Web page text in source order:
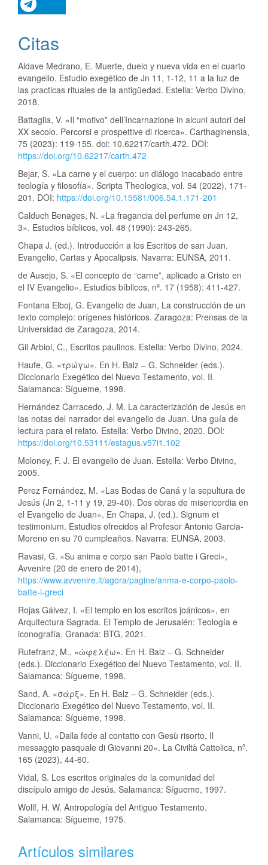
Citas
Aldave Medrano, E. Muerte, duelo y nueva vida en el cuarto
evangelio. Estudio exegético de Jn 11, 1-12, 11 a la luz de
las practicas rituales de la antigüedad. Estella: Verbo Divino,
2018.
Battaglia, V. «Il “motivo” dell’Incarnazione in alcuni autori del
XX secolo. Percorsi e prospettive di ricerca». Carthaginensia,
75 (2023): 119-155. doi: 10.62217/carth.472. DOI:
https://doi.org/10.62217/carth.472
Bejar, S. «La carne y el cuerpo: un diálogo inacabado entre
teología y filosofía». Scripta Theologica, vol. 54 (2022), 171-
201. DOI: https://doi.org/10.15581/006.54.1.171-201
Calduch Benages, N. «La fragancia del perfume en Jn 12,
3». Estudios bíblicos, vol. 48 (1990): 243-265.
Chapa J. (ed.). Introducción a los Escritos de san Juan.
Evangelio, Cartas y Apocalipsis. Navarra: EUNSA, 2011.
de Ausejo, S. «El concepto de “carne”, aplicado a Cristo en
el IV Evangelio». Estudios bíblicos, nº. 17 (1958): 411-427.
Fontana Elboj, G. Evangelio de Juan, La construcción de un
texto complejo: orígenes históricos. Zaragoza: Prensas de la
Universidad de Zaragoza, 2014.
Gil Arbiol, C., Escritos paulinos. Estella: Verbo Divino, 2024.
Haufe, G. «τρώγω». En H. Balz – G. Schneider (eds.).
Diccionario Exegético del Nuevo Testamento, vol. II.
Salamanca: Sígueme, 1998.
Hernández Carracedo, J. M. La caracterización de Jesús en
las notas del narrador del evangelio de Juan. Una guía de
lectura para el relato. Estella: Verbo Divino, 2020. DOI:
https://doi.org/10.53111/estagus.v57i1.102
Moloney, F. J. El evangelio de Juan. Estella: Verbo Divino,
2005.
Perez Fernández, M. «Las Bodas de Caná y la sepultura de
Jesús (Jn 2, 1-11 y 19, 29-40). Dos obras de misericordia en
el Evangelio de Juan». En Chapa, J. (ed.). Signum et
testimonium. Estudios ofrecidos al Profesor Antonio Garcia-
Moreno en su 70 cumpleaños. Navarra: EUNSA, 2003.
Ravasi, G. «Su anima e corpo san Paolo batte i Greci»,
Avvenire (20 de enero de 2014),
https://www.avvenire.it/agora/pagine/anma-e-corpo-paolo-
batte-i-greci
Rojas Gálvez, I. «El templo en los escritos joánicos», en
Arquitectura Sagrada. El Templo de Jerusalén: Teología e
iconografía. Granada: BTG, 2021.
Rutefranz, M., «ὠφελέω». En H. Balz – G. Schneider
(eds.). Diccionario Exegético del Nuevo Testamento, vol. II.
Salamanca: Sígueme, 1998.
Sand, A. «σάρξ». En H. Balz – G. Schneider (eds.).
Diccionario Exegético del Nuevo Testamento, vol. II.
Salamanca: Sígueme, 1998.
Vanni, U. «Dalla fede al contatto con Gesù risorto, Il
messaggio pasquale di Giovanni 20». La Civiltà Cattolica, nº.
165 (2023), 44-60.
Vidal, S. Los escritos originales de la comunidad del
discípulo amigo de Jesús. Salamanca: Sígueme, 1997.
Wollf, H. W. Antropología del Antiguo Testamento.
Salamanca: Sígueme, 1975.
Artículos similares